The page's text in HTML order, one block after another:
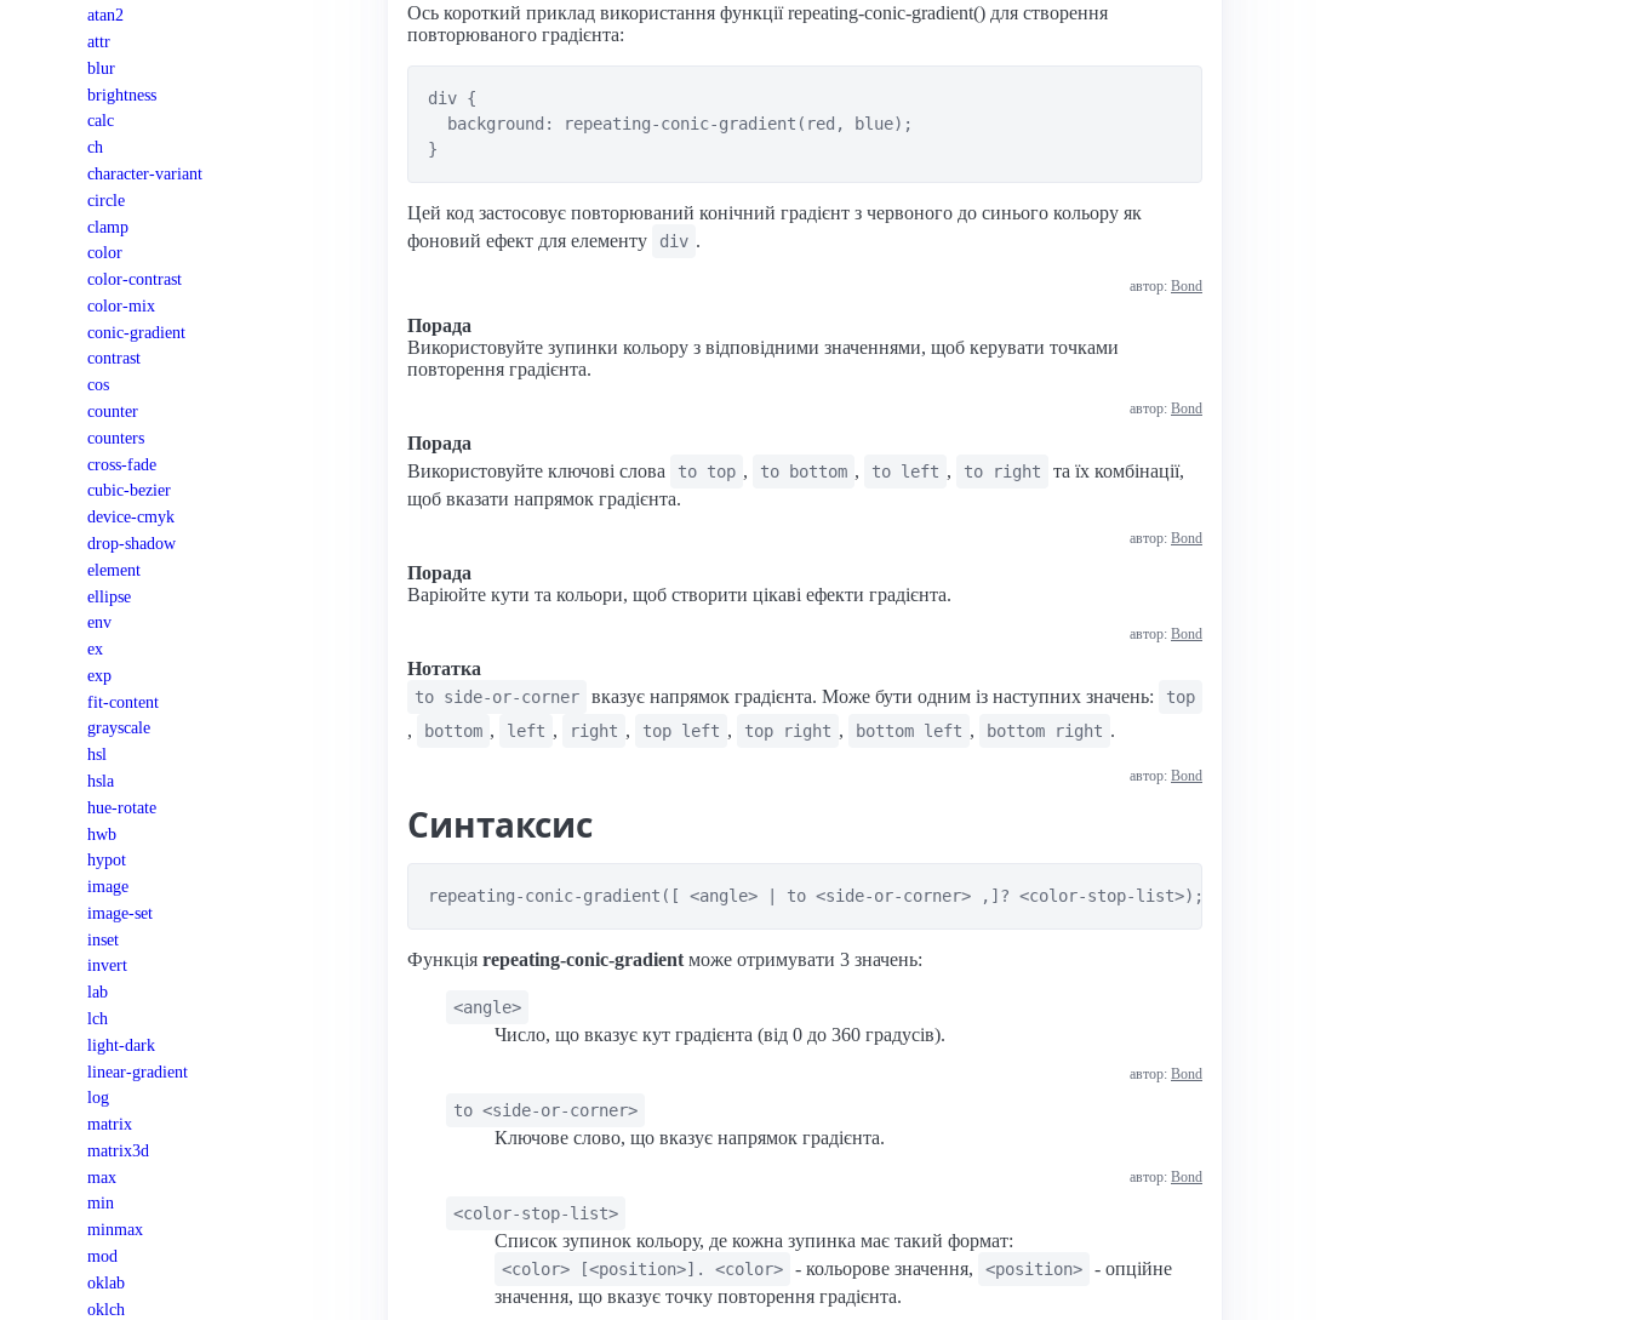
atan2
attr
blur
brightness
calc
ch
character-variant
circle
clamp
color
color-contrast
color-mix
conic-gradient
contrast
cos
counter
counters
cross-fade
cubic-bezier
device-cmyk
drop-shadow
element
ellipse
env
ex
exp
fit-content
grayscale
hsl
hsla
hue-rotate
hwb
hypot
image
image-set
inset
invert
lab
lch
light-dark
linear-gradient
log
matrix
matrix3d
max
min
minmax
mod
oklab
oklch
Ось короткий приклад використання функції repeating-conic-gradient() для створення
повторюваного градієнта:
div {
  background: repeating-conic-gradient(red, blue);
Цей код застосовує повторюваний конічний градієнт з червоного до синього кольору як
фоновий ефект для елементу
div .
автор: Bond
Порада
Використовуйте зупинки кольору з відповідними значеннями, щоб керувати точками
повторення градієнта.
автор: Bond
Порада
Використовуйте ключові слова
to top , to bottom , to left , to right
та їх комбінації,
щоб вказати напрямок градієнта.
автор: Bond
Порада
Варіюйте кути та кольори, щоб створити цікаві ефекти градієнта.
автор: Bond
Нотатка
to side-or-corner вказує напрямок градієнта. Може бути одним із наступних значень: top
, bottom , left , right , top left , top right , bottom left , bottom right .
автор: Bond
Синтаксис
repeating-conic-gradient([ <angle> | to <side-or-corner> ,]? <color-stop-list>);
Функція repeating-conic-gradient може отримувати 3 значень:
<angle>
Число, що вказує кут градієнта (від 0 до 360 градусів).
автор: Bond
to <side-or-corner>
Ключове слово, що вказує напрямок градієнта.
автор: Bond
<color-stop-list>
Список зупинок кольору, де кожна зупинка має такий формат:
<color> [<position>]. <color> - кольорове значення, <position>
- опційне
значення, що вказує точку повторення градієнта.